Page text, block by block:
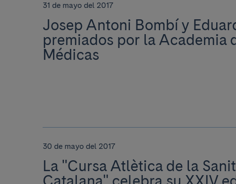
31 de mayo del 2017
Josep Antoni Bombí y
premiados por la Academia
Médicas
30 de mayo del 2017
La "Cursa Atlètica de la
Catalana" celebra su XXIV